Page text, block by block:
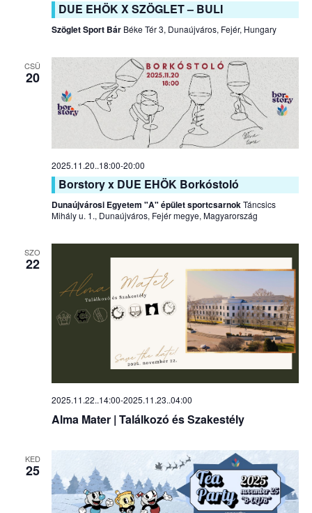
DUE EHÖK X SZÖGLET – BULI
Szöglet Sport Bár Béke Tér 3, Dunaújváros, Fejér, Hungary
CSÜ
20
2025.11.20..18:00-20:00
Borstory x DUE EHÖK Borkóstoló
Dunaújvárosi Egyetem "A" épület sportcsarnokTáncsics
Mihály u. 1., Dunaújváros, Fejér megye, Magyarország
SZO
22
2025.11.22..14:00-2025.11.23..04:00
Alma Mater | Találkozó és Szakestély
KED
25